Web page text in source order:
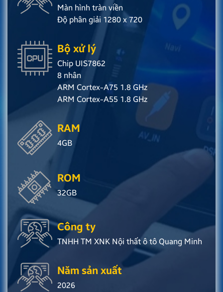
Màn hình tràn viền
Độ phân giải 1280 x 720
Bộ xử lý
Chip UIS7862
8 nhân
ARM Cortex-A75 1.8 GHz
ARM Cortex-A55 1.8 GHz
RAM
4GB
ROM
32GB
Công ty
TNHH TM XNK Nội thất ô tô Quang Minh
Năm sản xuất
2026